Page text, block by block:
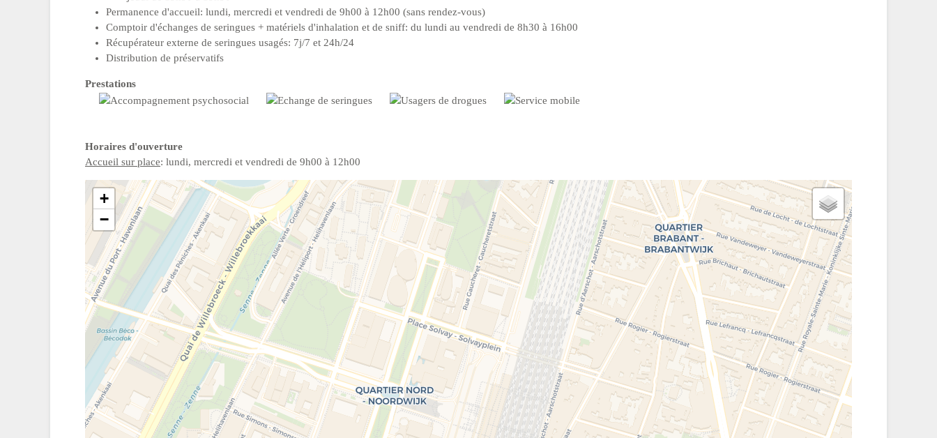
Permanence d'accueil: lundi, mercredi et vendredi de 9h00 à 12h00 (sans rendez-vous)
Comptoir d'échanges de seringues + matériels d'inhalation et de sniff: du lundi au vendredi de 8h30 à 16h00
Récupérateur externe de seringues usagés: 7j/7 et 24h/24
Distribution de préservatifs
Prestations
Horaires d'ouverture
Accueil sur place: lundi, mercredi et vendredi de 9h00 à 12h00
+
−